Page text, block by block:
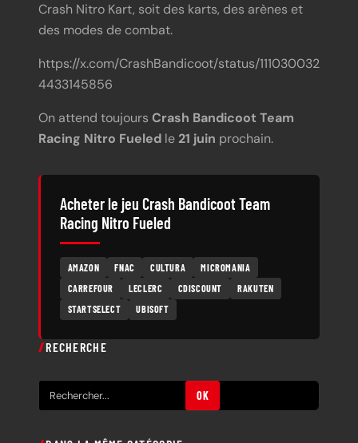
Crash Nitro Kart, soit des karts, des arènes et
des modes de combat.
https://x.com/CrashBandicoot/status/111030032
4433145856
On attend toujours Crash Bandicoot Team
Racing Nitro Fueled le21 juin prochain.
Acheter le jeu Crash Bandicoot Team
Racing Nitro Fueled
AMAZON FNAC CULTURA
MICROMANIA
CARREFOUR
LECLERC CDISCOUNT
RAKUTEN
STARTSELECT
UBISOFT
RECHERCHE
e
OK